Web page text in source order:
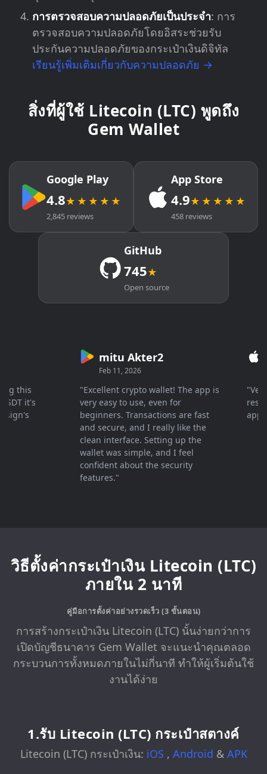
การตรวจสอบความปลอดภัยเป็นประจำ: การ
ตรวจสอบความปลอดภัยโดยอิสระช่วยรับ
ประกันความปลอดภัยของกระเป๋าเงินดิจิทัล
เรียนรู้เพิ่มเติมเกี่ยวกับความปลอดภัย →
สิ่งที่ผู้ใช้ Litecoin (LTC) พูดถึง
Gem Wallet
Google Play
4.8★★★★★
2,845 reviews
App Store
4.9★★★★★
458 reviews
GitHub
745★
Open source
it's
mitu Akter2
Feb 11, 2026
"Excellent crypto wallet! The app is
very easy to use, even for
beginners. Transactions are fast
and secure, and I really like the
clean interface. Setting up the
wallet was simple, and I feel
confident about the security
features."
"Very
วิธีตั้งค่ากระเป๋าเงิน Litecoin (LTC)
ภายใน 2 นาที
คู่มือการตั้งค่าอย่างรวดเร็ว (3 ขั้นตอน)
การสร้างกระเป๋าเงิน Litecoin (LTC) นั้นง่ายกว่าการ
เปิดบัญชีธนาคาร Gem Wallet จะแนะนำคุณตลอด
กระบวนการทั้งหมดภายในไม่กี่นาที ทำให้ผู้เริ่มต้นใช้
งานได้ง่าย
1.รับ Litecoin (LTC) กระเป๋าสตางค์
Litecoin (LTC) กระเป๋าเงิน: iOS , Android & APK